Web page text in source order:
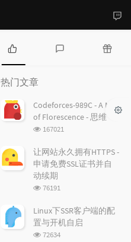
热
门
文
章
热门文章
Codeforces-989C - A Mist
of Florescence - 思维
浏
次
数:
167021
让网站永久拥有HTTPS -
申请免费SSL证书并自
动续期
浏
次
数:
76191
Linux下SSR客户端的配
置与开机自启
浏
72634